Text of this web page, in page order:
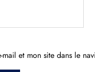
et mon site dans le